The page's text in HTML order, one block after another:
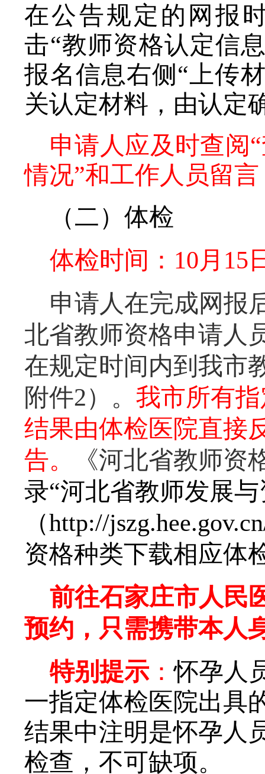
在公告规定的网报
击“教师资格认定信
报名信息右侧“上传
关认定材料，由认定
申请人应及时查阅
情况”和工作人员留
（二）体检
体检时间： 10月15
申请人在完成网报
北省教师资格申请人
在规定时间内到我市
附件2）。我市所有
结果由体检医院直接
告。
《河北省教师资
录“河北省教师发展
（http://
资格种类下载相应体
前往石家庄市人民
预约，只需携带本人
特别提示：怀孕人
一指定体检医院出具
结果中注明是怀孕人
检查，不可缺项。